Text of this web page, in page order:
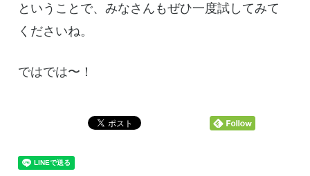
ということで、みなさんもぜひ一度試してみて
くださいね。
ではでは〜！